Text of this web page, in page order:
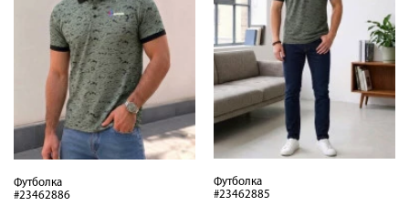
Футболка
#23462886
Футболка
#23462885